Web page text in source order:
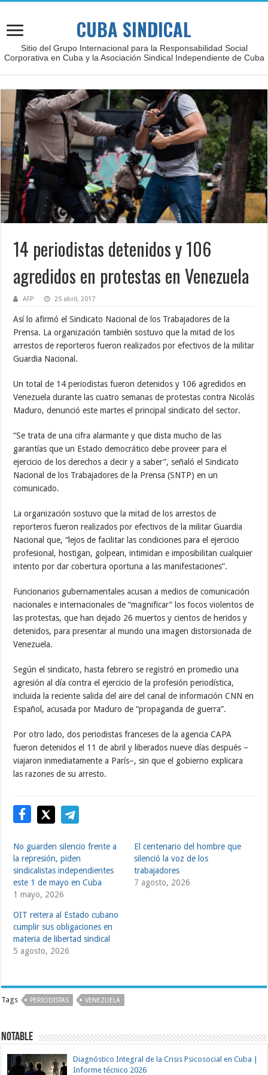
CUBA SINDICAL
Sitio del Grupo Internacional para la Responsabilidad Social
Corporativa en Cuba y la Asociación Sindical Independiente de Cuba
14 periodistas detenidos y 106
agredidos en protestas en Venezuela
AFP 25 abril, 2017
Así lo afirmó el Sindicato Nacional de los Trabajadores de la
Prensa. La organización también sostuvo que la mitad de los
arrestos de reporteros fueron realizados por efectivos de la militar
Guardia Nacional.
Un total de 14 periodistas fueron detenidos y 106 agredidos en
Venezuela durante las cuatro semanas de protestas contra Nicolás
Maduro, denunció este martes el principal sindicato del sector.
“Se trata de una cifra alarmante y que dista mucho de las
garantías que un Estado democrático debe proveer para el
ejercicio de los derechos a decir y a saber”, señaló el Sindicato
Nacional de los Trabajadores de la Prensa (SNTP) en un
comunicado.
La organización sostuvo que la mitad de los arrestos de
reporteros fueron realizados por efectivos de la militar Guardia
Nacional que, “lejos de facilitar las condiciones para el ejercicio
profesional, hostigan, golpean, intimidan e imposibilitan cualquier
intento por dar cobertura oportuna a las manifestaciones”.
Funcionarios gubernamentales acusan a medios de comunicación
nacionales e internacionales de “magnificar” los focos violentos de
las protestas, que han dejado 26 muertos y cientos de heridos y
detenidos, para presentar al mundo una imagen distorsionada de
Venezuela.
Según el sindicato, hasta febrero se registró en promedio una
agresión al día contra el ejercicio de la profesión periodística,
incluida la reciente salida del aire del canal de información CNN en
Español, acusada por Maduro de “propaganda de guerra”.
Por otro lado, dos periodistas franceses de la agencia CAPA
fueron detenidos el 11 de abril y liberados nueve días después –
viajaron inmediatamente a París–, sin que el gobierno explicara
las razones de su arresto.
No guarden silencio frente a
la represión, piden
sindicalistas independientes
este 1 de mayo en Cuba
1 mayo, 2026
El centenario del hombre que
silenció la voz de los
trabajadores
7 agosto, 2026
OIT reitera al Estado cubano
cumplir sus obligaciones en
materia de libertad sindical
5 agosto, 2026
Tags PERIODISTAS VENEZUELA
NOTABLE
Diagnóstico Integral de la Crisis Psicosocial en Cuba |
Informe técnico 2026